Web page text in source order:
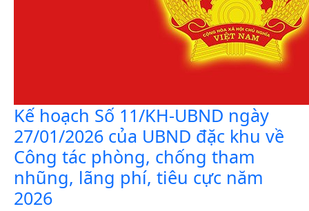
Kế hoạch Số 11/KH-UBND ngày
27/01/2026 của UBND đặc khu về
Công tác phòng, chống tham
nhũng, lãng phí, tiêu cực năm
2026